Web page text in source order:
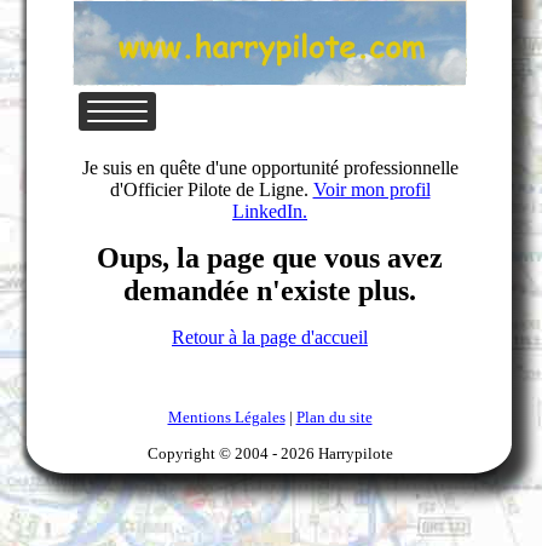
Je suis en quête d'une opportunité professionnelle
d'Officier Pilote de Ligne. Voir mon profil
LinkedIn.
Oups, la page que vous avez
demandée n'existe plus.
Retour à la page d'accueil
Mentions Légales| Plan du site
Copyright © 2004 - 2026 Harrypilote